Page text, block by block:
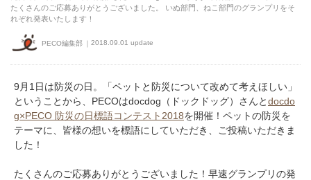
たくさんのご応募ありがとうございました。 いぬ部門、ねこ部門のグランプリをそ
れぞれ発表いたします！
PECO編集部 2018.09.01 update
9月1日は防災の日。「ペットと防災について改めて考えほしい」
ということから、PECOはdocdog（ドックドッグ）さんとdocdo
g×PECO 防災の日標語コンテスト2018を開催！ペットの防災を
テーマに、皆様の想いを標語にしていただき、ご投稿いただきま
した！
たくさんのご応募ありがとうございました！早速グランプリの発